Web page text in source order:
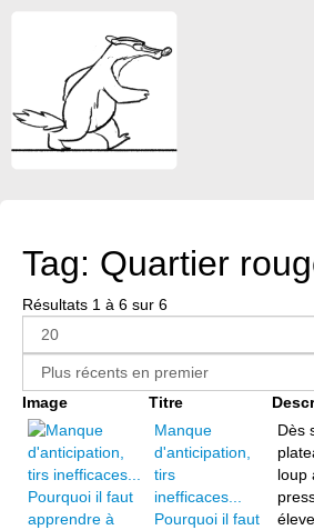
Tag: Quartier
Résultats 1 à 6 sur 6
Image Titre
Manque
d'anticipation,
tirs
inefficaces...
Pourquoi il faut
Dès
loup